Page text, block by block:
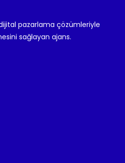
pazarlama çözümleriyle
sağlayan ajans.